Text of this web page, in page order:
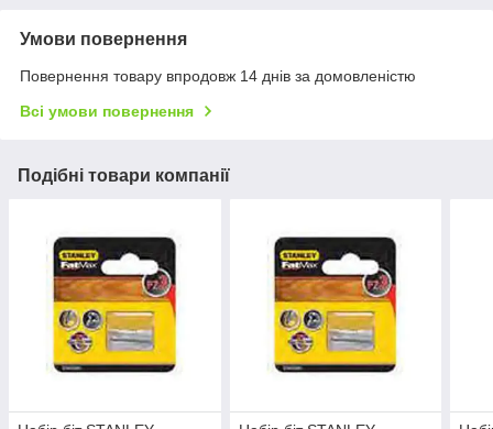
Умови повернення
Повернення товару впродовж 14 днів за домовленістю
Всі умови повернення
Подібні товари компанії